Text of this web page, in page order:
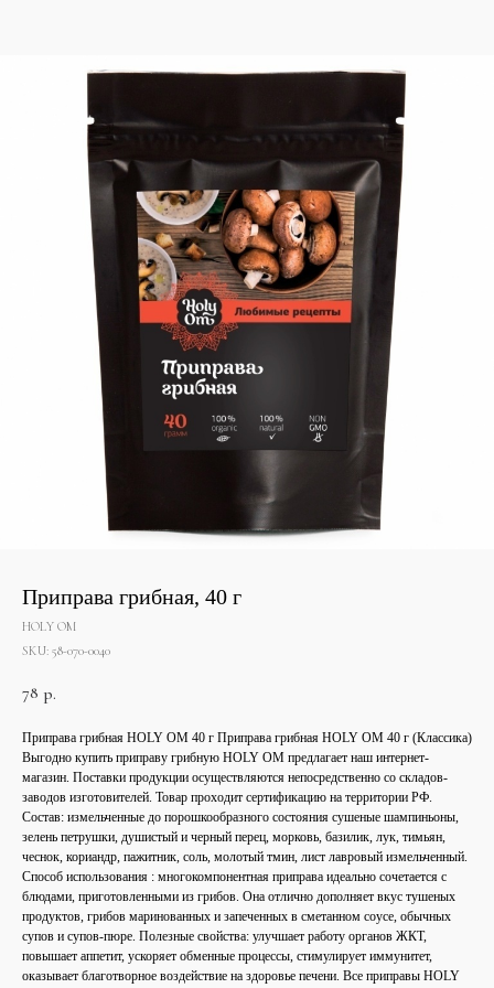
Приправа грибная, 40 г
HOLY OM
SKU: 58-070-0040
78 р.
Приправа грибная HOLY OM 40 г Приправа грибная HOLY OM 40 г (Классика)
Выгодно купить приправу грибную HOLY OM предлагает наш интернет-
магазин. Поставки продукции осуществляются непосредственно со складов-
заводов изготовителей. Товар проходит сертификацию на территории РФ.
Состав: измельченные до порошкообразного состояния сушеные шампиньоны,
зелень петрушки, душистый и черный перец, морковь, базилик, лук, тимьян,
чеснок, кориандр, пажитник, соль, молотый тмин, лист лавровый измельченный.
Способ использования : многокомпонентная приправа идеально сочетается с
блюдами, приготовленными из грибов. Она отлично дополняет вкус тушеных
продуктов, грибов маринованных и запеченных в сметанном соусе, обычных
супов и супов-пюре. Полезные свойства: улучшает работу органов ЖКТ,
повышает аппетит, ускоряет обменные процессы, стимулирует иммунитет,
оказывает благотворное воздействие на здоровье печени. Все приправы HOLY